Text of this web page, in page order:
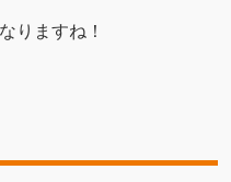
りますね！